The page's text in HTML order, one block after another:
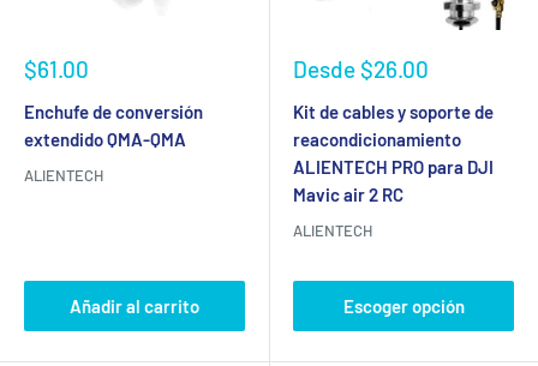
Precio
venta
$61.00
Enchufe de conversión
extendido QMA-QMA
ALIENTECH
Añadir al carrito
Precio
venta
Desde $26.00
Kit de cables y soporte de
reacondicionamiento
ALIENTECH PRO para DJI
Mavic air 2 RC
ALIENTECH
Escoger opción